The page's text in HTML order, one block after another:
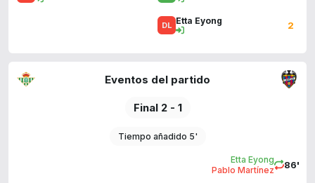
Etta Eyong 2
Eventos del partido
Final 2 - 1
Tiempo añadido 5'
86'
Etta Eyong
Pablo Martínez